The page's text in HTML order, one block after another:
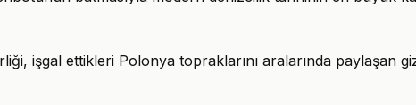
işgal ettikleri Polonya topraklarını aralarında paylaşan